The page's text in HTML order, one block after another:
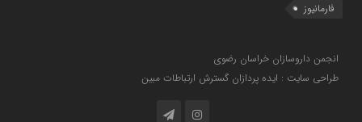
فارمانیوز
انجمن داروسازان خراسان رضوی
طراحی سایت : ایده پردازان گسترش ارتباطات مبین